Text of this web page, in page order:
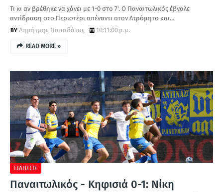
Τι κι αν βρέθηκε να χάνει με 1-0 στο 7'. Ο Παναιτωλικός έβγαλε
αντίδραση στο Περιστέρι απέναντι στον Ατρόμητο και…
Δημήτρης Παπαδάτος
10:11:00 μ.μ.
READ MORE »
ΕΙΔΗΣΕΙΣ
Παναιτωλικός - Κηφισιά 0-1: Νίκη